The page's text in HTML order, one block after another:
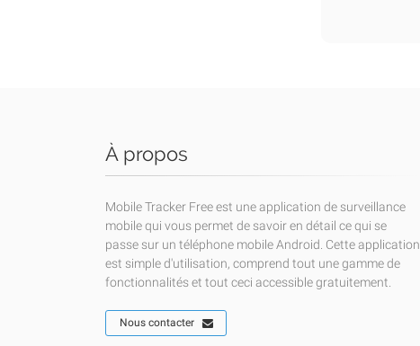
À propos
Mobile Tracker Free est une application de surveillance
mobile qui vous permet de savoir en détail ce qui se
passe sur un téléphone mobile Android. Cette application
est simple d'utilisation, comprend tout une gamme de
fonctionnalités et tout ceci accessible gratuitement.
Nous contacter